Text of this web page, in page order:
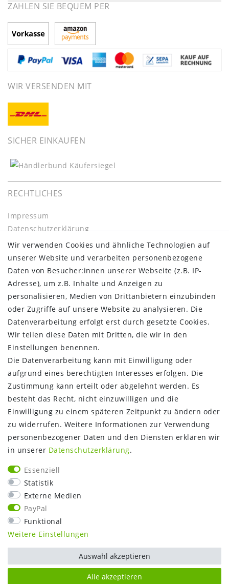
ZAHLEN SIE BEQUEM PER
WIR VERSENDEN MIT
SICHER EINKAUFEN
RECHTLICHES
Impressum
Daten­schutz­erklärung
AGB
Barrierefreiheitserklärung
Widerrufs­recht
Kontakt
Vertrag widerrufen
INFORMATIONEN:
Zahlungsinformationen
Versandinformationen
Über uns
Gutschein
NEWS
Google Maps
Kundenbewertungen
Kontakt
Mein Konto
Warenkorb
Kasse
Vorteile
Wir verwenden Cookies und ähnliche Technologien auf
unserer Website und verarbeiten personenbezogene
Daten von Besucher:innen unserer Webseite (z.B. IP-
Adresse), um z.B. Inhalte und Anzeigen zu
personalisieren, Medien von Drittanbietern einzubinden
oder Zugriffe auf unsere Website zu analysieren. Die
Datenverarbeitung erfolgt erst durch gesetzte Cookies.
Wir teilen diese Daten mit Dritten, die wir in den
Einstellungen benennen.
Die Datenverarbeitung kann mit Einwilligung oder
aufgrund eines berechtigten Interesses erfolgen. Die
Zustimmung kann erteilt oder abgelehnt werden. Es
besteht das Recht, nicht einzuwilligen und die
Einwilligung zu einem späteren Zeitpunkt zu ändern oder
zu widerrufen. Weitere Informationen zur Verwendung
personenbezogener Daten und den Diensten erklären wir
in unserer Daten­schutz­erklärung.
Essenziell
Statistik
Externe Medien
PayPal
Funktional
Weitere Einstellungen
Alle akzeptieren
Auswahl akzeptieren